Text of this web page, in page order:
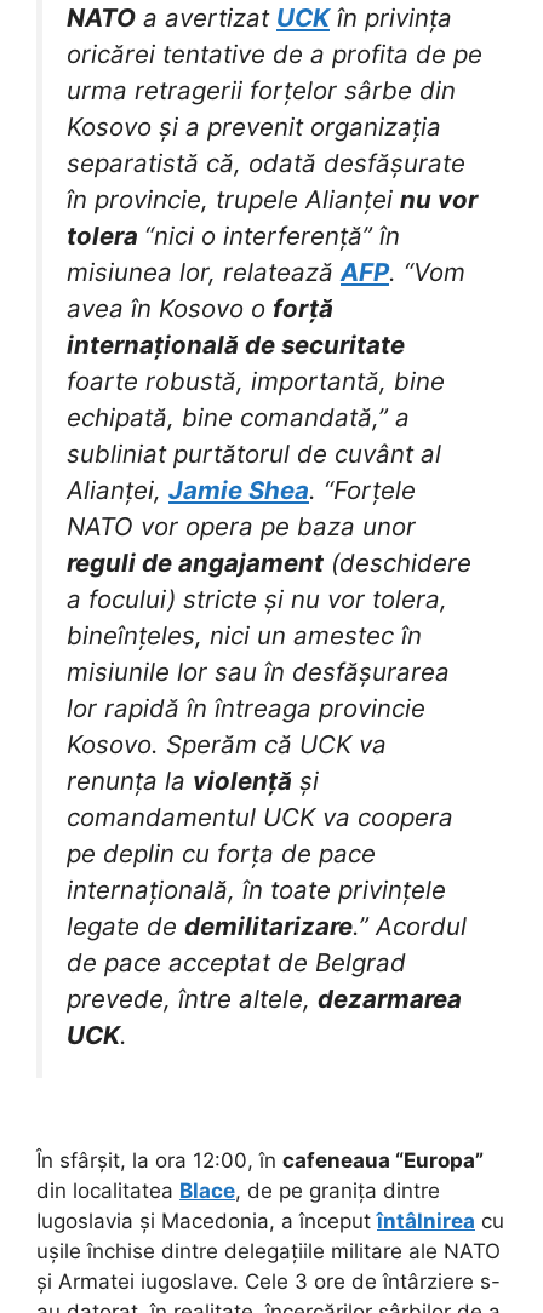
NATO a avertizat UCKîn privința
oricărei tentative de a profita de pe
urma retragerii forțelor sârbe din
Kosovo și a prevenit organizația
separatistă că, odată desfășurate
în provincie, trupele Alianței nu vor
tolera “nici o interferență” în
misiunea lor, relatează AFP. “Vom
avea în Kosovo o forță
internațională de securitate
foarte robustă, importantă, bine
echipată, bine comandată,” a
subliniat purtătorul de cuvânt al
Alianței, Jamie Shea. “Forțele
NATO vor opera pe baza unor
reguli de angajament (deschidere
a focului) stricte și nu vor tolera,
bineînțeles, nici un amestec în
misiunile lor sau în desfășurarea
lor rapidă în întreaga provincie
Kosovo. Sperăm că UCK va
renunța la violență și
comandamentul UCK va coopera
pe deplin cu forța de pace
internațională, în toate privințele
legate de demilitarizare.” Acordul
de pace acceptat de Belgrad
prevede, între altele, dezarmarea
UCK.
În sfârșit, la ora 12:00, în cafeneaua “Europa”
din localitatea Blace, de pe granița dintre
Iugoslavia și Macedonia, a începutîntâlnirea cu
ușile închise dintre delegațiile militare ale NATO
și Armatei iugoslave. Cele 3 ore de întârziere s-